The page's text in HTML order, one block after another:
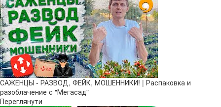
САЖЕНЦЫ - РАЗВОД, ФЕЙК, МОШЕННИКИ! | Распаковка и
разоблачение с "Мегасад"
Переглянути